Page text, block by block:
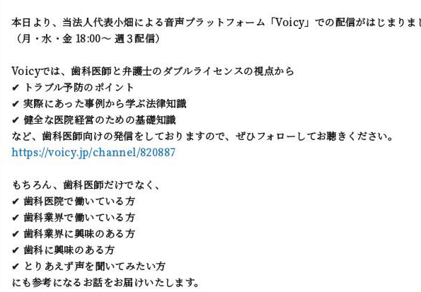
本日より、当法人代表小畑による音声プラットフォーム「Voicy」での配信がはじまりま
（月・水・金 18:00〜 週３配信）
Voicyでは、歯科医師と弁護士のダブルライセンスの視点から
✔︎ トラブル予防のポイント
✔︎ 実際にあった事例から学ぶ法律知識
✔︎ 健全な医院経営のための基礎知識
など、歯科医師向けの発信をしておりますので、ぜひフォローしてお聴きください。
https://voicy.jp/channel/820887
もちろん、歯科医師だけでなく、
✔︎ 歯科医院で働いている方
✔︎ 歯科業界で働いている方
✔︎ 歯科業界に興味のある方
✔︎ 歯科に興味のある方
✔︎ とりあえず声を聞いてみたい方
にも参考になるお話をお届けいたします。